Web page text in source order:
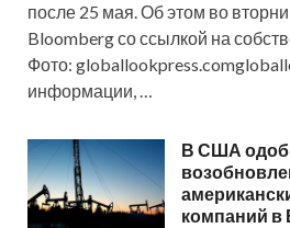
после 25 мая. Об этом во
Bloomberg со ссылкой на
Фото:
информации, …
В США
компаний в